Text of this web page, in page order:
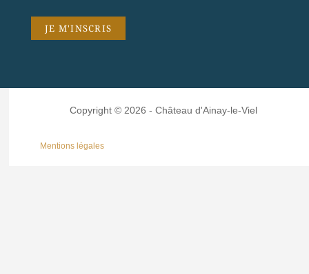
Copyright © 2026 - Château d'Ainay-le-Viel
Mentions légales